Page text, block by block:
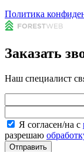
Политика
Заказать
Наш специалист
Я согласен/на с
разрешаю
Отправить